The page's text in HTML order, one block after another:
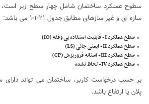
سطوح عملکرد ساختمان شامل چهار سطح زیر
سازه ای و غیر سازهای مطابق جدول ۲۱-۱-۱ می باشد:
سطح عملکرد I- قابلیت استفاده بی وقفه (IO)
سطح عملکرد II- ایمنی جانی (LS)
سطح عملکرد III- آستانه فروریزش (CP)
سطح عملکرد IV- لحاظ نشده
بر حسب درخواست کاربر، ساختمان می تواند
پلان یا ارتفاع باشد.